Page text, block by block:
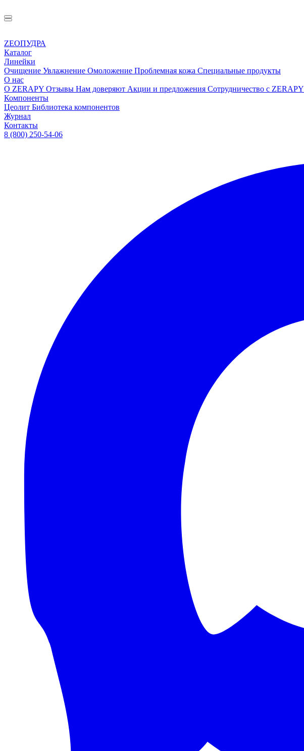
ZEOПУДРА
Каталог
Линейки
Очищение Увлажнение Омоложение Проблемная кожа Специальные продукты
О нас
О ZERAPY Отзывы Нам доверяют Акции и предложения Сотрудничество с ZERAPY
Компоненты
Цеолит Библиотека компонентов
Журнал
Контакты
8 (800) 250-54-06